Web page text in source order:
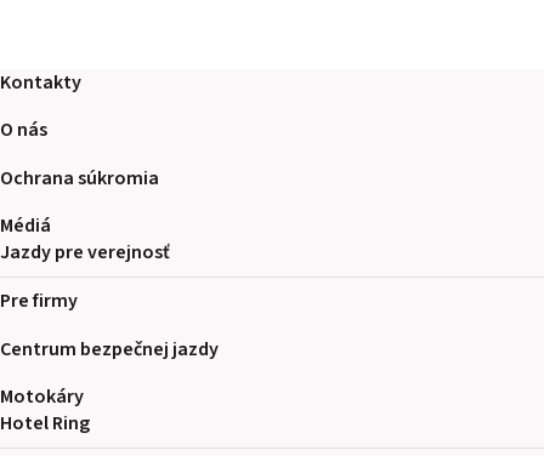
Kontakty
O nás
Ochrana súkromia
Médiá
Jazdy pre verejnosť
Pre firmy
Centrum bezpečnej jazdy
Motokáry
Hotel Ring